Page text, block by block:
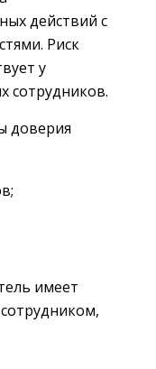
действий с
Риск
у
сотрудников.
доверия
имеет